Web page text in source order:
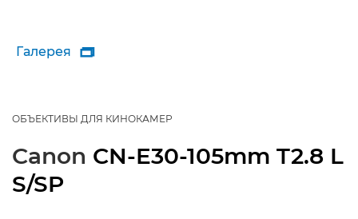
Галерея 
ОБЪЕКТИВЫ ДЛЯ КИНОКАМЕР
Canon CN-E30-105mm T2.8 L
S/SP